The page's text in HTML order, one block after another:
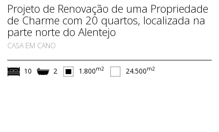
Projeto de Renovação de uma Propriedade
de Charme com 20 quartos, localizada na
parte norte do Alentejo
CASA EM CANO
10 2 1.800m2 24.500m2